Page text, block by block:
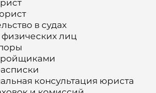
в судах
физических лиц
консультация юриста